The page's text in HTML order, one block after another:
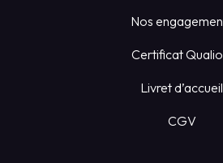
Nos
Certificat
Livret d’accueil
CGV